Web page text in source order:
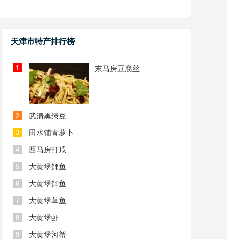
天津市特产排行榜
1 东马房豆腐丝
2 武清黑绿豆
3 田水铺青萝卜
4 西马房打瓜
5 大黄堡鲤鱼
6 大黄堡鲫鱼
7 大黄堡草鱼
8 大黄堡虾
9 大黄堡河蟹